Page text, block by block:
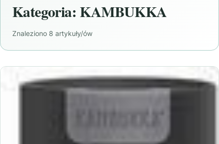
Kategoria: KAMBUKKA
Znaleziono 8 artykuły/ów